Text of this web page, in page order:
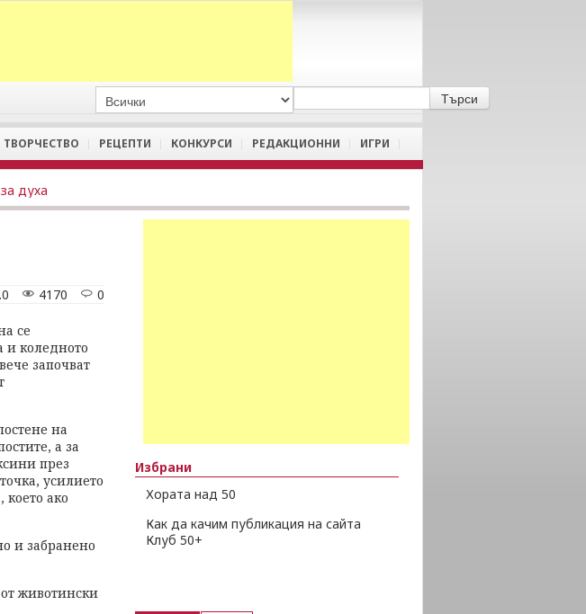
ТВОРЧЕСТВО РЕЦЕПТИ КОНКУРСИ РЕДАКЦИОННИ ИГРИ
духа
0
4170
се
и коледното
започват
на
а за
през
усилието
ако
и забранено
животински
Избрани
Хората над 50
Как да качим публикация на сайта
Клуб 50+